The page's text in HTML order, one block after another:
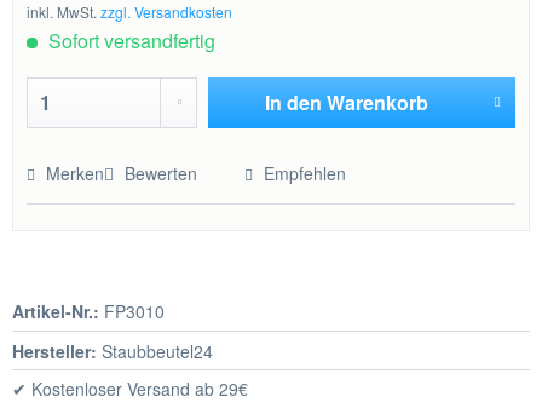
inkl. MwSt.zzgl. Versandkosten
Sofort versandfertig
In den Warenkorb
Merken Bewerten Empfehlen
Artikel-Nr.: FP3010
Hersteller: Staubbeutel24
✔ Kostenloser Versand ab 29€